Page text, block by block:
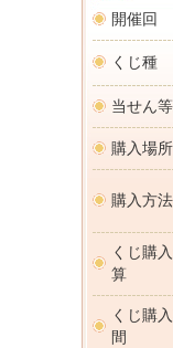
開催回
くじ種
当せん
購入場所
購入方法
くじ購
算
くじ購
間